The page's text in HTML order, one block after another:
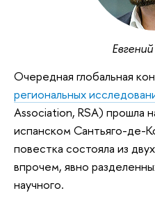
Очередная глобальная
региональных
Association, RSA) прошла
испанском Сантьяго-де-
повестка состояла из
впрочем, явно
научного.